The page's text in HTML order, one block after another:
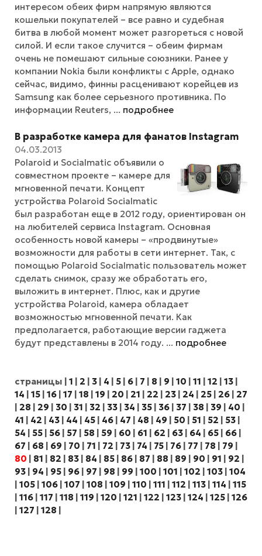
интересом обеих фирм напрямую являются
кошельки покупателей – все равно и судебная
битва в любой момент может разгореться с новой
силой. И если такое случится – обеим фирмам
очень не помешают сильные союзники. Ранее у
компании Nokia были конфликты с Apple, однако
сейчас, видимо, финны расценивают корейцев из
Samsung как более серьезного противника. По
информации Reuters, ... подробнее
В разработке камера для фанатов Instagram
04.03.2013
Polaroid и Socialmatic объявили о
совместном проекте – камере для
мгновенной печати. Концепт
устройства Polaroid Socialmatic
был разработан еще в 2012 году, ориентирован он
на любителей сервиса Instagram. Основная
особенность новой камеры – «продвинутые»
возможности для работы в сети интернет. Так, с
помощью Polaroid Socialmatic пользователь может
сделать снимок, сразу же обработать его,
выложить в интернет. Плюс, как и другие
устройства Polaroid, камера обладает
возможностью мгновенной печати. Как
предполагается, работающие версии гаджета
будут представлены в 2014 году. ... подробнее
страницы | 1 | 2 | 3 | 4 | 5 | 6 | 7 | 8 | 9 | 10 | 11 | 12 | 13 |
14 | 15 | 16 | 17 | 18 | 19 | 20 | 21 | 22 | 23 | 24 | 25 | 26 | 27
| 28 | 29 | 30 | 31 | 32 | 33 | 34 | 35 | 36 | 37 | 38 | 39 | 40 |
41 | 42 | 43 | 44 | 45 | 46 | 47 | 48 | 49 | 50 | 51 | 52 | 53 |
54 | 55 | 56 | 57 | 58 | 59 | 60 | 61 | 62 | 63 | 64 | 65 | 66 |
67 | 68 | 69 | 70 | 71 | 72 | 73 | 74 | 75 | 76 | 77 | 78 | 79 |
80 | 81 | 82 | 83 | 84 | 85 | 86 | 87 | 88 | 89 | 90 | 91 | 92 |
93 | 94 | 95 | 96 | 97 | 98 | 99 | 100 | 101 | 102 | 103 | 104
| 105 | 106 | 107 | 108 | 109 | 110 | 111 | 112 | 113 | 114 | 115
| 116 | 117 | 118 | 119 | 120 | 121 | 122 | 123 | 124 | 125 | 126
| 127 | 128 |